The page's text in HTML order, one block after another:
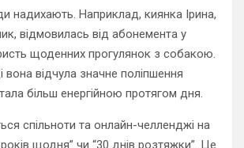
надихають. Наприклад, киянка Ірина,
відмовилась від абонемента у
щоденних прогулянок з собакою.
вона відчула значне поліпшення
більш енергійною протягом дня.
спільноти та онлайн-челленджі на
щодня” чи “30 днів розтяжки”. Це